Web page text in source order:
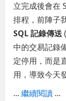
立完成後會在
排程，前陣子
SQL 記錄傳送(
中的交易記錄
定停用，而是
用，導致今天
...繼續閱讀 ...